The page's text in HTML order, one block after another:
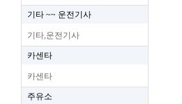
기타 ~~ 운전기사
기타,운전기사
카센타
카센타
주유소